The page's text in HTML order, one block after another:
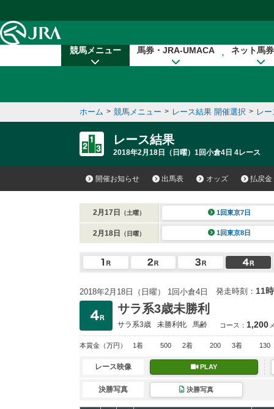
競馬メニュー 馬券・JRA-UMACA ネット馬
ホーム > 競馬メニュー > レース結果 開催選択 > レ
レース結果
2018年2月18日（日曜）1回小倉4日 4レース
開催お知らせ 出馬表 オッズ 払戻金
2月17日 （土曜） 1回東京7日
2月18日 （日曜） 1回東京8日
2018年2月18日（日曜） 1回小倉4日 発走時刻： 11
サラ系3歳未勝利
サラ系3歳 未勝利牝 馬齢 コース： 1,200
本賞金 （万円） 1着 500 2着 200 3着 130
レース映像 PLAY
決勝写真 決勝写真